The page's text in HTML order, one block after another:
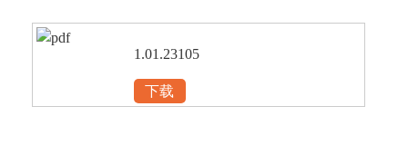
1.01.23105
下载